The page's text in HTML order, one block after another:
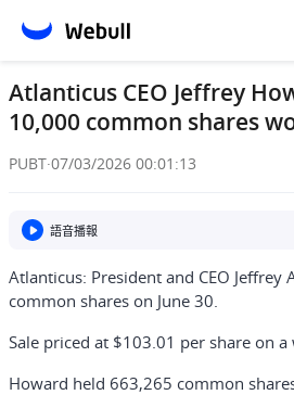
Atlanticus CEO Jeffrey
10,000 common shares
PUBT·07/03/2026 00:01:13
語音播報
Atlanticus: President and CEO Jeffrey
common shares on June 30.
Sale priced at $103.01 per share on a
Howard held 663,265 common